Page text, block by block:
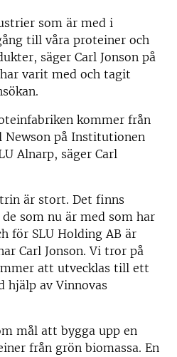
som är med i
till våra proteiner och
säger Carl Jonson på
varit med och tagit
kommer från
Newson på Institutionen
Alnarp, säger Carl
är stort. Det finns
som nu är med som har
för SLU Holding AB är
Carl Jonson. Vi tror på
att utvecklas till ett
hjälp av Vinnovas
mål att bygga upp en
från grön biomassa. En